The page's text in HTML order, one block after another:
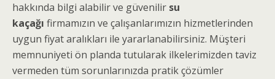
hakkında bilgi alabilir ve güvenilir su
kaçağı firmamızın ve çalışanlarımızın hizmetlerinden
uygun fiyat aralıkları ile yararlanabilirsiniz. Müşteri
memnuniyeti ön planda tutularak ilkelerimizden taviz
vermeden tüm sorunlarınızda pratik çözümler